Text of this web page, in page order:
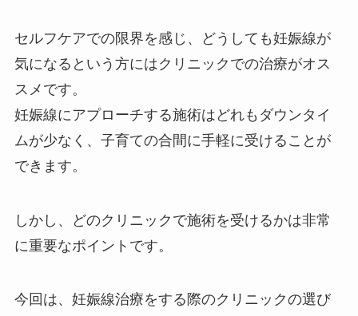
セルフケアでの限界を感じ、どうしても妊娠線が
気になるという方にはクリニックでの治療がオス
スメです。
妊娠線にアプローチする施術はどれもダウンタイ
ムが少なく、子育ての合間に手軽に受けることが
できます。
しかし、どのクリニックで施術を受けるかは非常
に重要なポイントです。
今回は、妊娠線治療をする際のクリニックの選び